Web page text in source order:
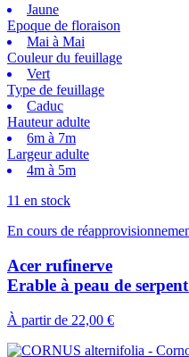
Jaune
Epoque de floraison
Mai à Mai
Couleur du feuillage
Vert
Type de feuillage
Caduc
Hauteur adulte
6m à 7m
Largeur adulte
4m à 5m
11 en stock
En cours de
Acer rufinerve
Erable à peau de
À partir de 22,00 €